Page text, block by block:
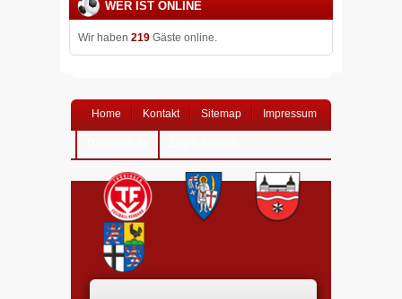
WER IST ONLINE
Wir haben 219 Gäste online.
Home Kontakt Sitemap Impressum